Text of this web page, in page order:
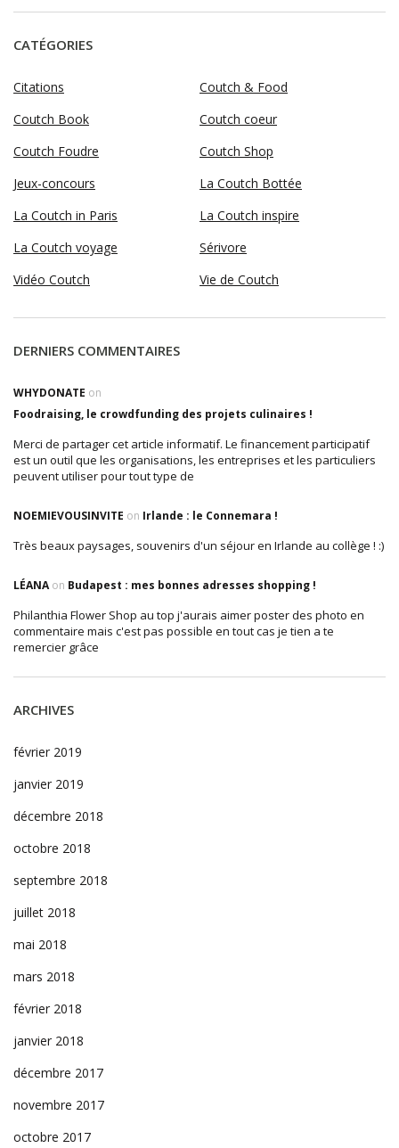
CATÉGORIES
Citations
Coutch & Food
Coutch Book
Coutch coeur
Coutch Foudre
Coutch Shop
Jeux-concours
La Coutch Bottée
La Coutch in Paris
La Coutch inspire
La Coutch voyage
Sérivore
Vidéo Coutch
Vie de Coutch
DERNIERS COMMENTAIRES
WHYDONATE on
Foodraising, le crowdfunding des projets culinaires !
Merci de partager cet article informatif. Le financement participatif
est un outil que les organisations, les entreprises et les particuliers
peuvent utiliser pour tout type de
NOEMIEVOUSINVITE on Irlande : le Connemara !
Très beaux paysages, souvenirs d'un séjour en Irlande au collège ! :)
LÉANAon Budapest : mes bonnes adresses shopping !
Philanthia Flower Shop au top j'aurais aimer poster des photo en
commentaire mais c'est pas possible en tout cas je tien a te
remercier grâce
ARCHIVES
février 2019
janvier 2019
décembre 2018
octobre 2018
septembre 2018
juillet 2018
mai 2018
mars 2018
février 2018
janvier 2018
décembre 2017
novembre 2017
octobre 2017